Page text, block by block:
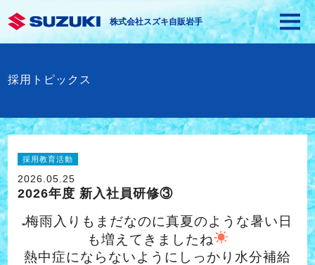
株式会社スズキ自販岩手
採用トピックス
採用教育活動
2026.05.25
2026年度 新入社員研修③
梅雨入りもまだなのに真夏のような暑い日
も増えてきましたね
熱中症にならないようにしっかり水分補給